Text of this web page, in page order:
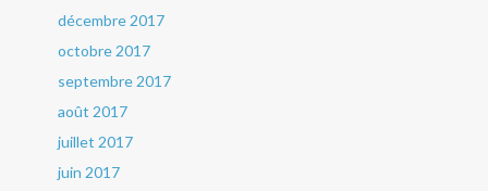
décembre 2017
octobre 2017
septembre 2017
août 2017
juillet 2017
juin 2017